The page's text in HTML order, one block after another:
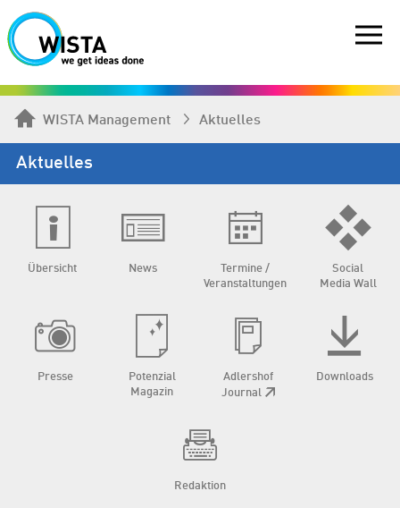
WISTA Management Aktuelles
Aktuelles
Übersicht News
Termine /
Veranstaltungen
Social
Media Wall
Presse
Potenzial
Magazin
Adlershof
Journal
Downloads
Redaktion